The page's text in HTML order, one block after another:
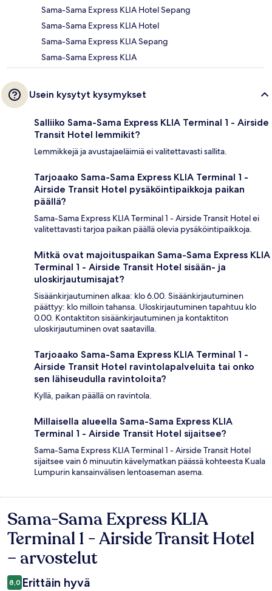
Sama-Sama Express KLIA Hotel Sepang
Sama-Sama Express KLIA Hotel
Sama-Sama Express KLIA Sepang
Sama-Sama Express KLIA
Usein kysytyt kysymykset
Salliiko Sama-Sama Express KLIA Terminal 1 - Airside
Transit Hotel lemmikit?
Lemmikkejä ja avustajaeläimiä ei valitettavasti sallita.
Tarjoaako Sama-Sama Express KLIA Terminal 1 -
Airside Transit Hotel pysäköintipaikkoja paikan
päällä?
Sama-Sama Express KLIA Terminal 1 - Airside Transit Hotel ei
valitettavasti tarjoa paikan päällä olevia pysäköintipaikkoja.
Mitkä ovat majoituspaikan Sama-Sama Express KLIA
Terminal 1 - Airside Transit Hotel sisään- ja
uloskirjautumisajat?
Sisäänkirjautuminen alkaa: klo 6.00. Sisäänkirjautuminen
päättyy: klo milloin tahansa. Uloskirjautuminen tapahtuu klo
0.00. Kontaktiton sisäänkirjautuminen ja kontaktiton
uloskirjautuminen ovat saatavilla.
Tarjoaako Sama-Sama Express KLIA Terminal 1 -
Airside Transit Hotel ravintolapalveluita tai onko
sen lähiseudulla ravintoloita?
Kyllä, paikan päällä on ravintola.
Millaisella alueella Sama-Sama Express KLIA
Terminal 1 - Airside Transit Hotel sijaitsee?
Sama-Sama Express KLIA Terminal 1 - Airside Transit Hotel
sijaitsee vain 6 minuutin kävelymatkan päässä kohteesta Kuala
Lumpurin kansainvälisen lentoaseman asema.
Arvostelut
Sama-Sama Express KLIA
Terminal 1 - Airside Transit Hotel
– arvostelut
8,0 Erittäin hyvä